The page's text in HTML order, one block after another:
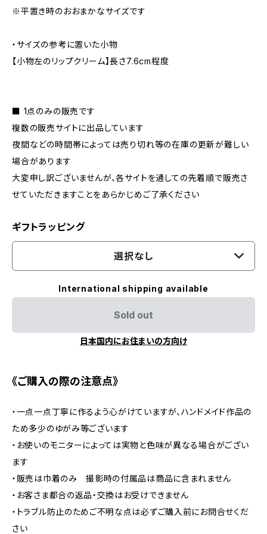
※平置き時のおおまかなサイズです
・サイズの参考に置いた小物
【小物左のリップクリーム】長さ7.6cm程度
■ 1点のみの販売です
複数の販売サイトに出品しています
夜間などの時間帯によっては売り切れ等の在庫の更新が難しい
場合があります
大変申し訳ございませんが、各サイトを通しての先着順で販売さ
せていただきますことをあらかじめご了承ください
ギフトラッピング
選択なし
International shipping available
Sold out
日本国内にお住まいの方向け
《ご購入の際の注意点》
・一点一点丁寧に作るよう心がけていますが、ハンドメイド作品の
ため多少のゆがみ等ございます
・お使いのモニターによっては実物と色味が異なる場合がござい
ます
・販売は巾着のみ 撮影時の付属品は商品に含まれません
・お客さま都合の返品・交換はお受けできません
・トラブル防止のためご不明な点は必ずご購入前にお問合せくだ
さい